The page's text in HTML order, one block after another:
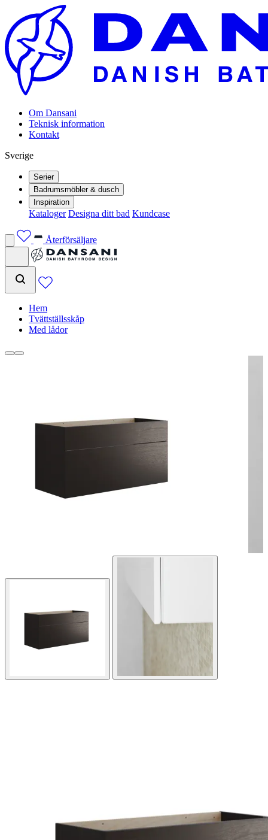
Om Dansani
Teknisk information
Kontakt
Sverige
Serier
Badrumsmöbler & dusch
Inspiration
Kataloger Designa ditt bad Kundcase
Återförsäljare
Hem
Tvättställsskåp
Med lådor